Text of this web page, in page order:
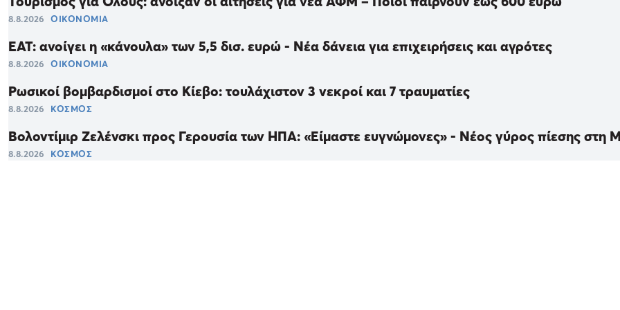
8.8.2026 ΟΙΚΟΝΟΜΙΑ
ΕΑΤ: ανοίγει η «κάνουλα» των 5,5 δισ. ευρώ - Νέα δάνεια για επιχειρήσεις και αγρότες
8.8.2026 ΟΙΚΟΝΟΜΙΑ
Ρωσικοί βομβαρδισμοί στο Κίεβο: τουλάχιστον 3 νεκροί και 7 τραυματίες
8.8.2026 ΚΟΣΜΟΣ
Βολοντίμιρ Ζελένσκι προς Γερουσία των ΗΠΑ: «Είμαστε ευγνώμονες» - Νέος γύρος πίεσης στη
8.8.2026 ΚΟΣΜΟΣ